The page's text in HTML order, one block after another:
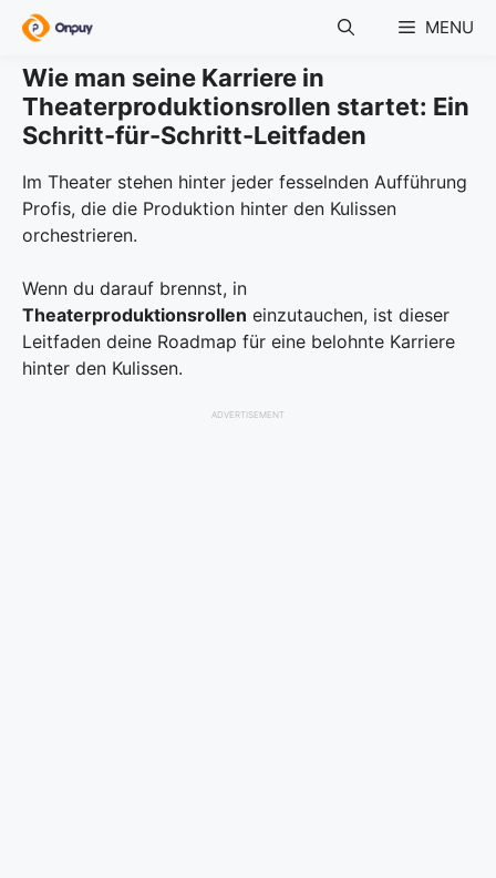
Skip
content
MENU
Wie man seine Karriere in
Theaterproduktionsrollen startet: Ein
Schritt-für-Schritt-Leitfaden
Im Theater stehen hinter jeder fesselnden Aufführung
Profis, die die Produktion hinter den Kulissen
orchestrieren.
Wenn du darauf brennst, in
Theaterproduktionsrollen einzutauchen, ist dieser
Leitfaden deine Roadmap für eine belohnte Karriere
hinter den Kulissen.
ADVERTISEMENT